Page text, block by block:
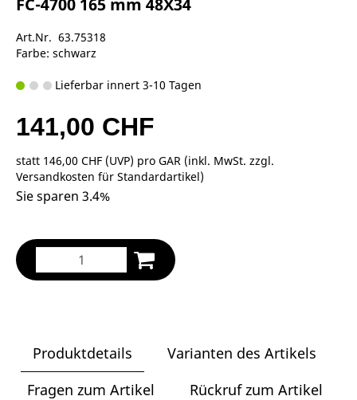
Art.Nr. 63.75318
Farbe: schwarz
Lieferbar innert 3-10 Tagen
141,00 CHF
statt 146,00 CHF (UVP) pro GAR (inkl. MwSt. zzgl.
Versandkosten für Standardartikel)
Sie sparen 3.4%
Produktdetails
Varianten des Artikels
Fragen zum Artikel
Rückruf zum Artikel